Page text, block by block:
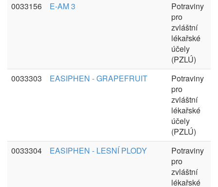
0033156
E-AM 3
Potraviny
pro
zvláštní
lékařské
účely
(PZLÚ)
0033303
EASIPHEN - GRAPEFRUIT
Potraviny
pro
zvláštní
lékařské
účely
(PZLÚ)
0033304
EASIPHEN - LESNÍ PLODY
Potraviny
pro
zvláštní
lékařské